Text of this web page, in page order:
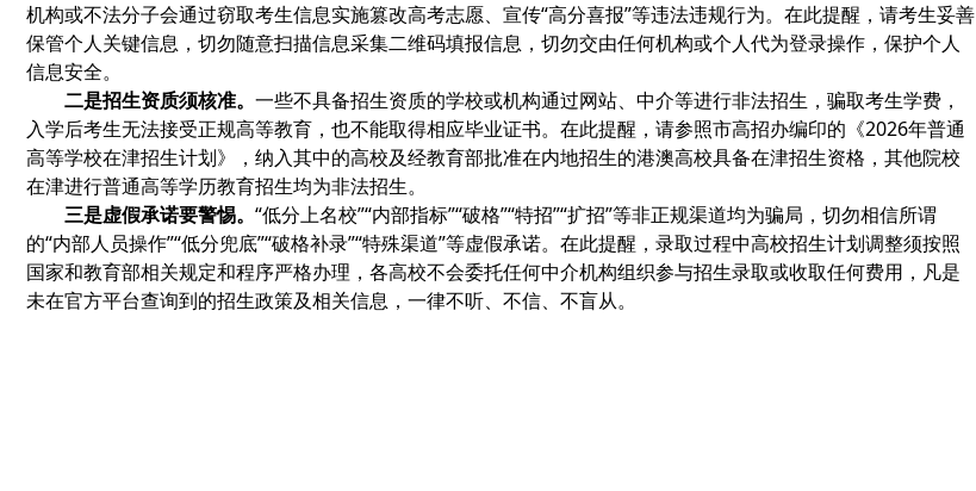
机构或不法分子会通过窃取考生信息实施篡改高考志愿、宣传“高分喜报”等违法违规行为。在此提醒，请考生妥善
保管个人关键信息，切勿随意扫描信息采集二维码填报信息，切勿交由任何机构或个人代为登录操作，保护个人
信息安全。
二是招生资质须核准。 一些不具备招生资质的学校或机构通过网站、中介等进行非法招生，骗取考生学费，
入学后考生无法接受正规高等教育，也不能取得相应毕业证书。在此提醒，请参照市高招办编印的《2026年普通
高等学校在津招生计划》，纳入其中的高校及经教育部批准在内地招生的港澳高校具备在津招生资格，其他院校
在津进行普通高等学历教育招生均为非法招生。
三是虚假承诺要警惕。 “低分上名校”“内部指标”“破格”“特招”“扩招”等非正规渠道均为骗局，切勿相信所谓
的“内部人员操作”“低分兜底”“破格补录”“特殊渠道”等虚假承诺。在此提醒，录取过程中高校招生计划调整须按照
国家和教育部相关规定和程序严格办理，各高校不会委托任何中介机构组织参与招生录取或收取任何费用，凡是
未在官方平台查询到的招生政策及相关信息，一律不听、不信、不盲从。